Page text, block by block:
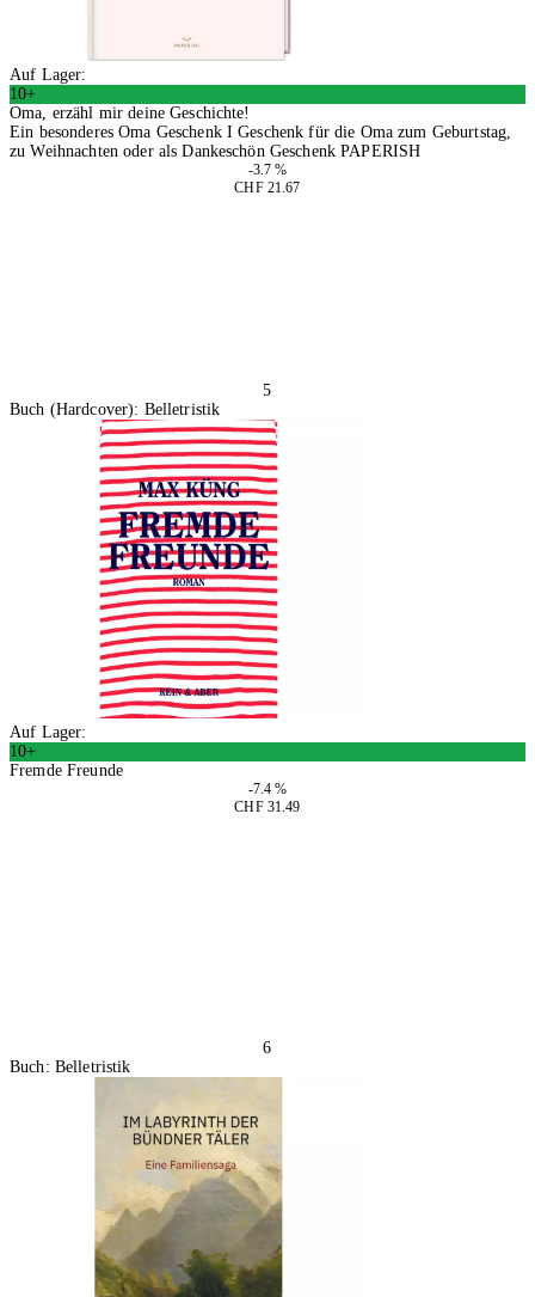
Auf Lager:
10+
Oma, erzähl mir deine Geschichte!
Ein besonderes Oma Geschenk I Geschenk für die Oma zum Geburtstag,
zu Weihnachten oder als Dankeschön Geschenk PAPERISH
-3.7 %
CHF 21.67
5
Buch (Hardcover): Belletristik
Auf Lager:
10+
Fremde Freunde
-7.4 %
CHF 31.49
6
Buch: Belletristik